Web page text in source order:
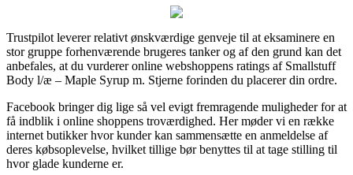
Trustpilot leverer relativt ønskværdige genveje til at eksaminere en
stor gruppe forhenværende brugeres tanker og af den grund kan det
anbefales, at du vurderer online webshoppens ratings af Smallstuff
Body l/æ – Maple Syrup m. Stjerne forinden du placerer din ordre.
Facebook bringer dig lige så vel evigt fremragende muligheder for at
få indblik i online shoppens troværdighed. Her møder vi en række
internet butikker hvor kunder kan sammensætte en anmeldelse af
deres købsoplevelse, hvilket tillige bør benyttes til at tage stilling til
hvor glade kunderne er.